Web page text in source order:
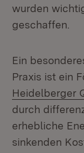
wurden
geschaffen.
Ein
Praxis ist ein
Heidelberger
durch
erhebliche
sinkenden